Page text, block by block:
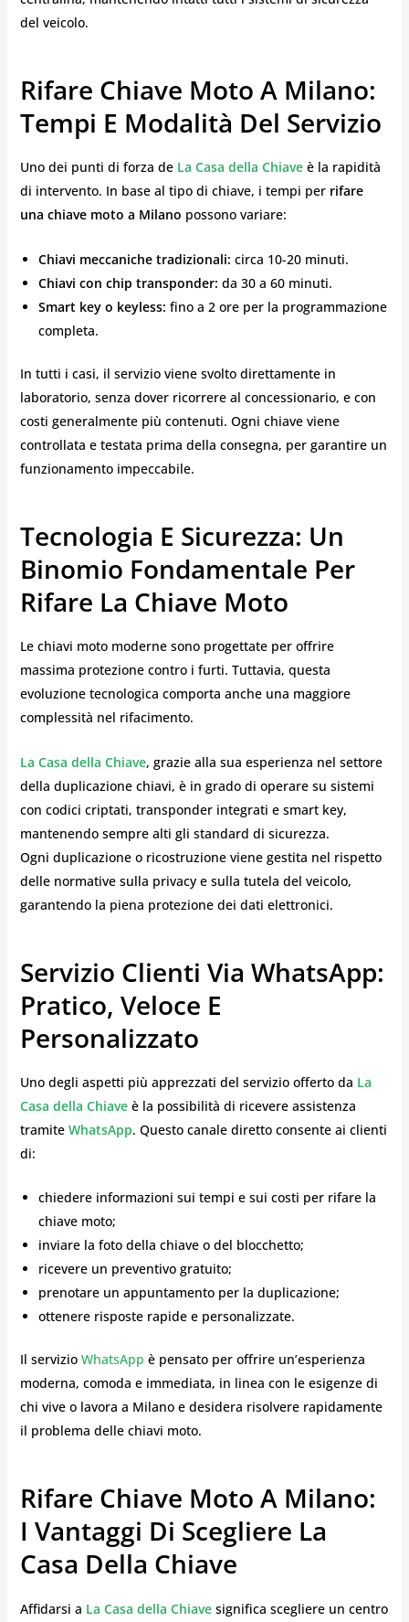
del veicolo.
Rifare Chiave Moto A Milano:
Tempi E Modalità Del Servizio
Uno dei punti di forza de La Casa della Chiaveè la rapidità
di intervento. In base al tipo di chiave, i tempi per rifare
una chiave moto a Milano possono variare:
Chiavi meccaniche tradizionali: circa 10-20 minuti.
Chiavi con chip transponder: da 30 a 60 minuti.
Smart key o keyless: fino a 2 ore per la programmazione
completa.
In tutti i casi, il servizio viene svolto direttamente in
laboratorio, senza dover ricorrere al concessionario, e con
costi generalmente più contenuti. Ogni chiave viene
controllata e testata prima della consegna, per garantire un
funzionamento impeccabile.
Tecnologia E Sicurezza: Un
Binomio Fondamentale Per
Rifare La Chiave Moto
Le chiavi moto moderne sono progettate per offrire
massima protezione contro i furti. Tuttavia, questa
evoluzione tecnologica comporta anche una maggiore
complessità nel rifacimento.
La Casa della Chiave, grazie alla sua esperienza nel settore
della duplicazione chiavi, è in grado di operare su sistemi
con codici criptati, transponder integrati e smart key,
mantenendo sempre alti gli standard di sicurezza.
Ogni duplicazione o ricostruzione viene gestita nel rispetto
delle normative sulla privacy e sulla tutela del veicolo,
garantendo la piena protezione dei dati elettronici.
Servizio Clienti Via WhatsApp:
Pratico, Veloce E
Personalizzato
Uno degli aspetti più apprezzati del servizio offerto da La
Casa della Chiaveè la possibilità di ricevere assistenza
tramite WhatsApp. Questo canale diretto consente ai clienti
di:
chiedere informazioni sui tempi e sui costi per rifare la
chiave moto;
inviare la foto della chiave o del blocchetto;
ricevere un preventivo gratuito;
prenotare un appuntamento per la duplicazione;
ottenere risposte rapide e personalizzate.
Il servizioWhatsApp è pensato per offrire un’esperienza
moderna, comoda e immediata, in linea con le esigenze di
chi vive o lavora a Milano e desidera risolvere rapidamente
il problema delle chiavi moto.
Rifare Chiave Moto A Milano:
I Vantaggi Di Scegliere La
Casa Della Chiave
Affidarsi a La Casa della Chiavesignifica scegliere un centro